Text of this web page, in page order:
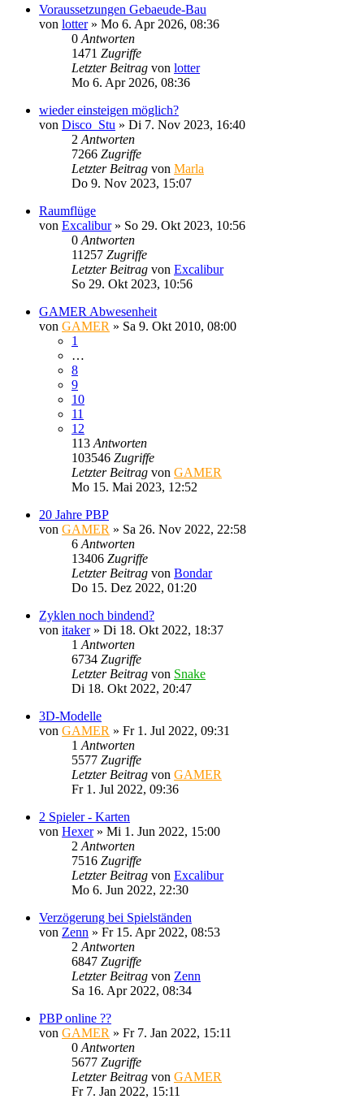
Voraussetzungen Gebaeude-Bau
von lotter» Mo 6. Apr 2026, 08:36
0 Antworten
1471 Zugriffe
Letzter Beitrag von lotter
Mo 6. Apr 2026, 08:36
wieder einsteigen möglich?
von Disco_Stu » Di 7. Nov 2023, 16:40
2 Antworten
7266 Zugriffe
Letzter Beitrag von Marla
Do 9. Nov 2023, 15:07
Raumflüge
von Excalibur» So 29. Okt 2023, 10:56
0 Antworten
11257 Zugriffe
Letzter Beitrag von Excalibur
So 29. Okt 2023, 10:56
GAMER Abwesenheit
von GAMER » Sa 9. Okt 2010, 08:00
1
…
8
9
10
11
12
113 Antworten
103546 Zugriffe
Letzter Beitrag von GAMER
Mo 15. Mai 2023, 12:52
20 Jahre PBP
von GAMER » Sa 26. Nov 2022, 22:58
6 Antworten
13406 Zugriffe
Letzter Beitrag von Bondar
Do 15. Dez 2022, 01:20
Zyklen noch bindend?
von itaker» Di 18. Okt 2022, 18:37
1 Antworten
6734 Zugriffe
Letzter Beitrag von Snake
Di 18. Okt 2022, 20:47
3D-Modelle
von GAMER » Fr 1. Jul 2022, 09:31
1 Antworten
5577 Zugriffe
Letzter Beitrag von GAMER
Fr 1. Jul 2022, 09:36
2 Spieler - Karten
von Hexer» Mi 1. Jun 2022, 15:00
2 Antworten
7516 Zugriffe
Letzter Beitrag von Excalibur
Mo 6. Jun 2022, 22:30
Verzögerung bei Spielständen
von Zenn » Fr 15. Apr 2022, 08:53
2 Antworten
6847 Zugriffe
Letzter Beitrag von Zenn
Sa 16. Apr 2022, 08:34
PBP online ??
von GAMER » Fr 7. Jan 2022, 15:11
0 Antworten
5677 Zugriffe
Letzter Beitrag von GAMER
Fr 7. Jan 2022, 15:11